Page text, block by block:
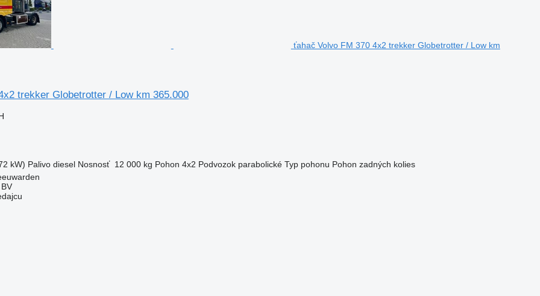
ťahač Volvo FM 370 4x2 trekker Globetrotter / Low km
trekker Globetrotter / Low km 365.000
kW) Palivo diesel Nosnosť 12 000 kg Pohon 4x2 Podvozok parabolické Typ pohonu Pohon zadných kolies